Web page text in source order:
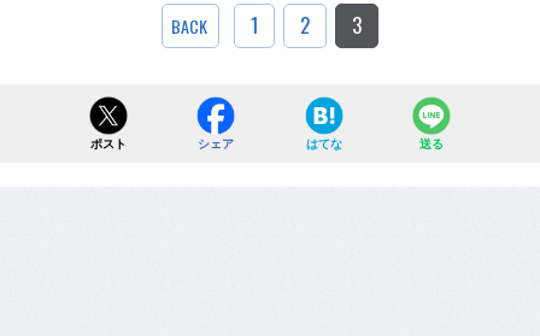
BACK 1 2 3
ポスト シェア はてな 送る